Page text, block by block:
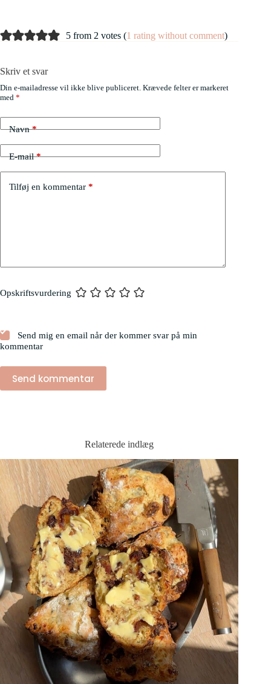
5 from 2 votes (1 rating without comment)
Skriv et svar
Din e-mailadresse vil ikke blive publiceret. Krævede felter er markeret
med *
Navn*
E-mail*
Tilføj en kommentar *
Opskriftsvurdering
Send mig en email når der kommer svar på min
kommentar
Send kommentar
Relaterede indlæg